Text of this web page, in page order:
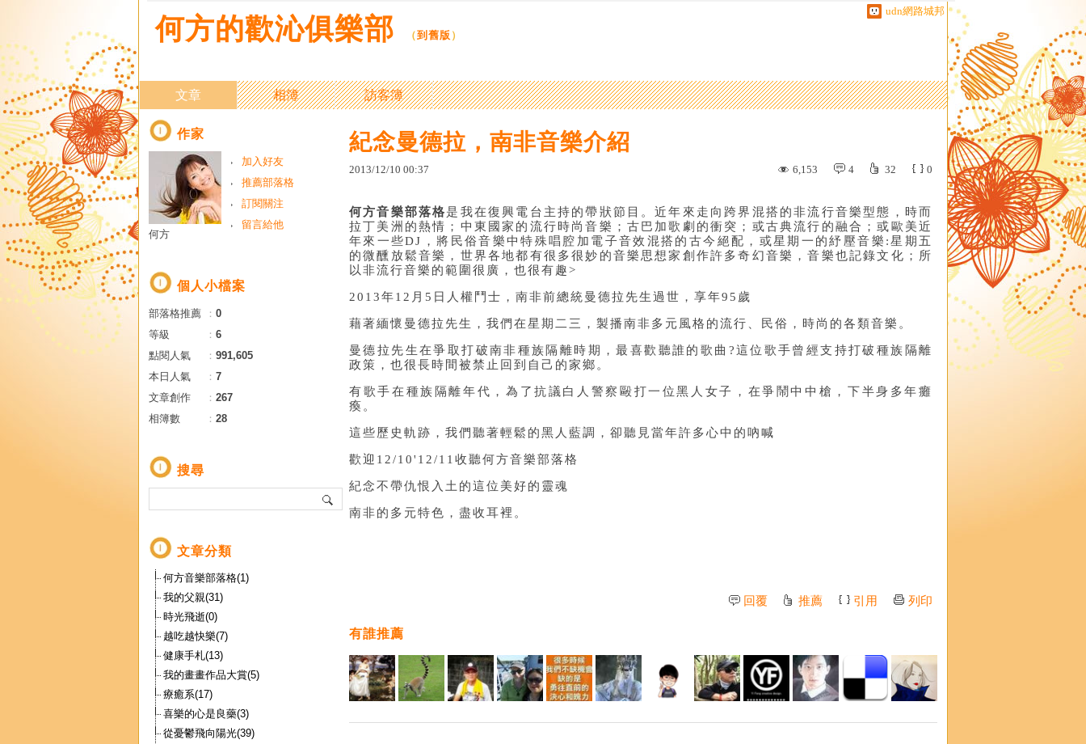
udn網路城邦
何方的歡沁俱樂部 （到舊版 ）
文章 相簿 訪客簿
紀念曼德拉，南非音樂介紹
2013/12/10 00:37 6,153 4 32 0
何方音樂部落格是我在復興電台主持的帶狀節目。近年來走向跨界混搭的非流行音樂型態，時而
拉丁美洲的熱情；中東國家的流行時尚音樂；古巴加歌劇的衝突；或古典流行的融合；或歐美近
年來一些DJ，將民俗音樂中特殊唱腔加電子音效混搭的古今絕配，或星期一的紓壓音樂:星期五
的微醺放鬆音樂，世界各地都有很多很妙的音樂思想家創作許多奇幻音樂，音樂也記錄文化；所
以非流行音樂的範圍很廣，也很有趣>
2013年12月5日人權鬥士，南非前總統曼德拉先生過世，享年95歲
藉著緬懷曼德拉先生，我們在星期二三，製播南非多元風格的流行、民俗，時尚的各類音樂。
曼德拉先生在爭取打破南非種族隔離時期，最喜歡聽誰的歌曲?這位歌手曾經支持打破種族隔離
政策，也很長時間被禁止回到自己的家鄉。
有歌手在種族隔離年代，為了抗議白人警察毆打一位黑人女子，在爭鬧中中槍，下半身多年癱
瘓。
這些歷史軌跡，我們聽著輕鬆的黑人藍調，卻聽見當年許多心中的吶喊
歡迎12/10'12/11收聽何方音樂部落格
紀念不帶仇恨入土的這位美好的靈魂
南非的多元特色，盡收耳裡。
回覆 推薦 引用 列印
有誰推薦
作家
加入好友
推薦部落格
訂閱關注
留言給他
何方
個人小檔案
部落格推薦 ： 0
等級
： 6
點閱人氣
： 991,605
本日人氣
： 7
文章創作
： 267
相簿數
： 28
搜尋
文章分類
何方音樂部落格(1)
我的父親(31)
時光飛逝(0)
越吃越快樂(7)
健康手札(13)
我的畫畫作品大賞(5)
療癒系(17)
喜樂的心是良藥(3)
從憂鬱飛向陽光(39)